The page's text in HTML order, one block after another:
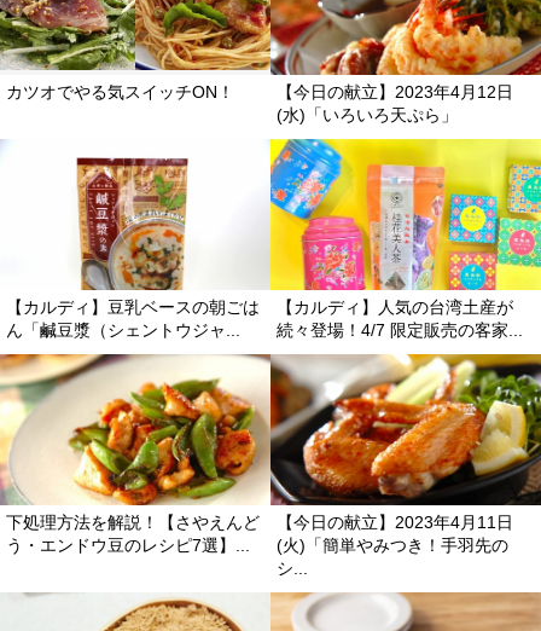
カツオでやる気スイッチON！
【今日の献立】2023年4月12日
(水)「いろいろ天ぷら」
【カルディ】豆乳ベースの朝ごは
ん「鹹豆漿（シェントウジャ...
【カルディ】人気の台湾土産が
続々登場！4/7 限定販売の客家...
下処理方法を解説！【さやえんど
う・エンドウ豆のレシピ7選】...
【今日の献立】2023年4月11日
(火)「簡単やみつき！手羽先の
シ...